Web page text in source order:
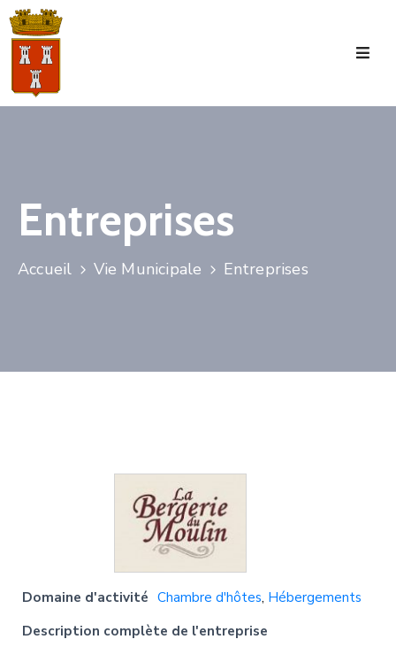
Accueil
Manifestations
Vie
Municipale
Entreprises
Accueil Vie Municipale Entreprises
Domaine d'activité Chambre d'hôtes, Hébergements
Description complète de l'entreprise